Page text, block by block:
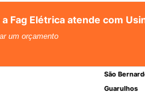
Fag Elétrica atende com
um orçamento
São
Guarulhos